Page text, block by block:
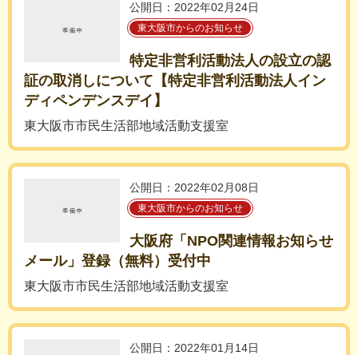
公開日：2022年02月24日
東大阪市からのお知らせ
特定非営利活動法人の設立の認
証の取消しについて【特定非営利活動法人イン
ディペンデンスデイ】
東大阪市市民生活部地域活動支援室
公開日：2022年02月08日
東大阪市からのお知らせ
大阪府「NPO関連情報お知らせ
メール」登録（無料）受付中
東大阪市市民生活部地域活動支援室
公開日：2022年01月14日